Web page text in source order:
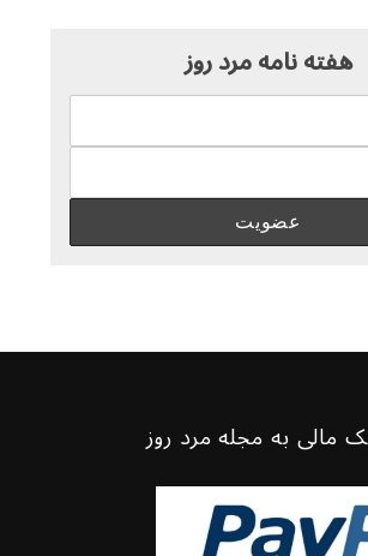
هفته نامه مرد روز
مالی به مجله مرد روز